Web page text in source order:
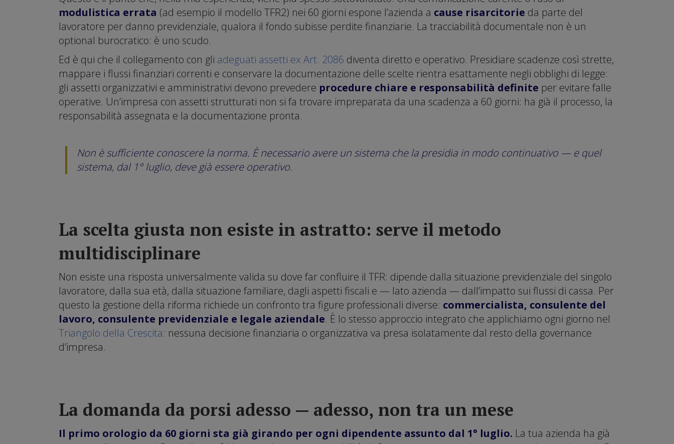
modulistica errata (ad esempio il modello TFR2) nei 60 giorni espone l’azienda a cause risarcitorie da parte del
lavoratore per danno previdenziale, qualora il fondo subisse perdite finanziarie. La tracciabilità documentale non è un
optional burocratico: è uno scudo.
Ed è qui che il collegamento con gli adeguati assetti ex Art. 2086 diventa diretto e operativo. Presidiare scadenze così strette,
mappare i flussi finanziari correnti e conservare la documentazione delle scelte rientra esattamente negli obblighi di legge:
gli assetti organizzativi e amministrativi devono prevedere procedure chiare e responsabilità definite per evitare falle
operative. Un’impresa con assetti strutturati non si fa trovare impreparata da una scadenza a 60 giorni: ha già il processo, la
responsabilità assegnata e la documentazione pronta.
Non è sufficiente conoscere la norma. È necessario avere un sistema che la presidia in modo continuativo — e quel
sistema, dal 1° luglio, deve già essere operativo.
La scelta giusta non esiste in astratto: serve il metodo
multidisciplinare
Non esiste una risposta universalmente valida su dove far confluire il TFR: dipende dalla situazione previdenziale del singolo
lavoratore, dalla sua età, dalla situazione familiare, dagli aspetti fiscali e — lato azienda — dall’impatto sui flussi di cassa. Per
questo la gestione della riforma richiede un confronto tra figure professionali diverse: commercialista, consulente del
lavoro, consulente previdenziale e legale aziendale. È lo stesso approccio integrato che applichiamo ogni giorno nel
Triangolo della Crescita: nessuna decisione finanziaria o organizzativa va presa isolatamente dal resto della governance
d’impresa.
La domanda da porsi adesso — adesso, non tra un mese
Il primo orologio da 60 giorni sta già girando per ogni dipendente assunto dal 1° luglio. La tua azienda ha già